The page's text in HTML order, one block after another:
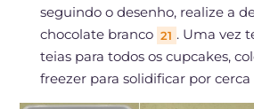
seguindo o desenho, realize a
chocolate branco 21 . Uma vez
teias para todos os cupcakes,
freezer para solidificar por